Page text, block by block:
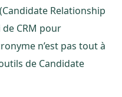
Relationship
CRM pour
n’est pas tout à
de Candidate